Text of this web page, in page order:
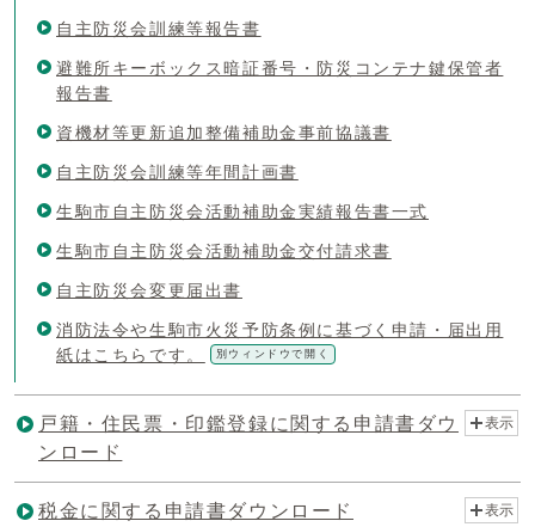
自主防災会訓練等報告書
避難所キーボックス暗証番号・防災コンテナ鍵保管者
報告書
資機材等更新追加整備補助金事前協議書
自主防災会訓練等年間計画書
生駒市自主防災会活動補助金実績報告書一式
生駒市自主防災会活動補助金交付請求書
自主防災会変更届出書
消防法令や生駒市火災予防条例に基づく申請・届出用
紙はこちらです。
別ウィンドウで開く
戸籍・住民票・印鑑登録に関する申請書ダウ
ンロード
表示
税金に関する申請書ダウンロード 表示